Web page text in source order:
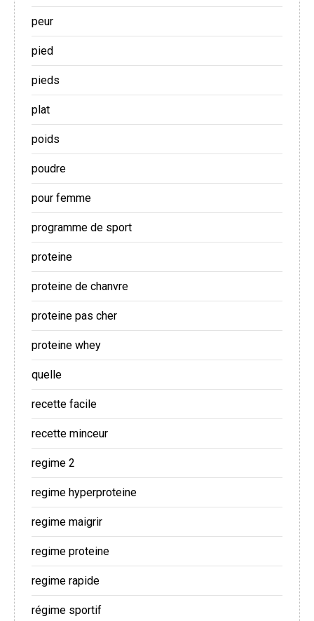
peur
pied
pieds
plat
poids
poudre
pour femme
programme de sport
proteine
proteine de chanvre
proteine pas cher
proteine whey
quelle
recette facile
recette minceur
regime 2
regime hyperproteine
regime maigrir
regime proteine
regime rapide
régime sportif